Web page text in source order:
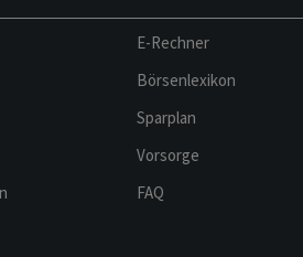
E-Rechner
Börsenlexikon
Sparplan
Vorsorge
FAQ